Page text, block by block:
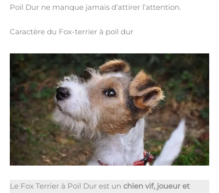
Poil Dur ne manque jamais d’attirer l’attention.
Caractère du Fox-terrier à poil dur
Le Fox Terrier à Poil Dur est un chien vif, joueur et